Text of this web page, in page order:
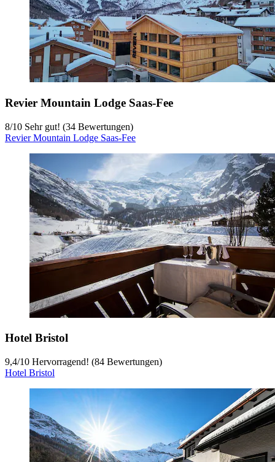
Revier Mountain Lodge Saas-Fee
8/10 Sehr gut! (34 Bewertungen)
Revier Mountain Lodge Saas-Fee
Hotel Bristol
9,4/10 Hervorragend! (84 Bewertungen)
Hotel Bristol